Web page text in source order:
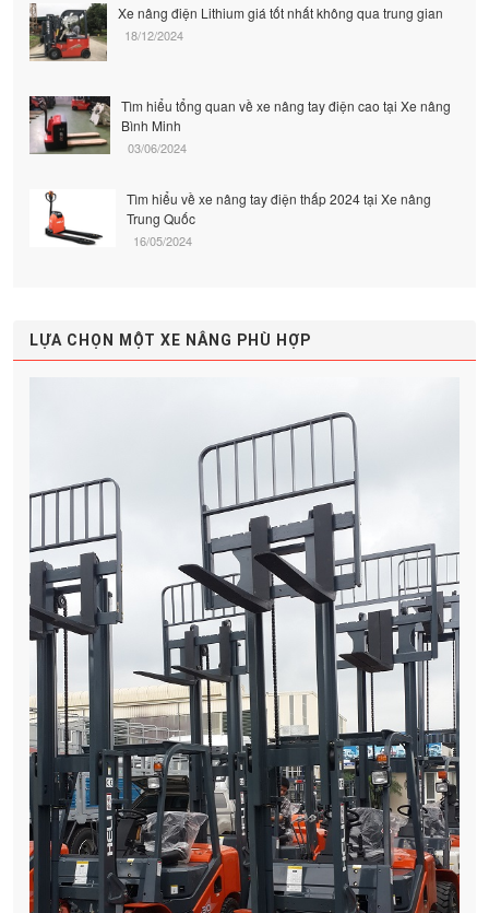
Xe nâng điện Lithium giá tốt nhất không qua trung gian
18/12/2024
Tìm hiểu tổng quan về xe nâng tay điện cao tại Xe nâng
Bình Minh
03/06/2024
Tìm hiểu về xe nâng tay điện thấp 2024 tại Xe nâng
Trung Quốc
16/05/2024
LỰA CHỌN MỘT XE NÂNG PHÙ HỢP